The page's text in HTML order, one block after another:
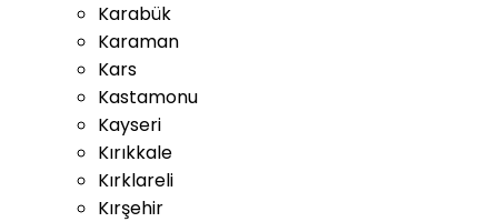
Karabük
Karaman
Kars
Kastamonu
Kayseri
Kırıkkale
Kırklareli
Kırşehir